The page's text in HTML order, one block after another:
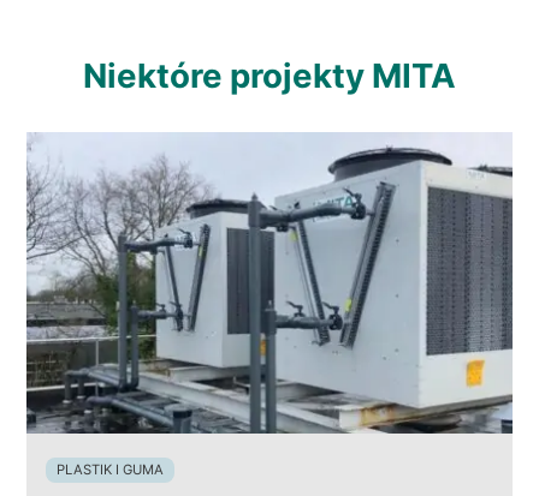
Niektóre projekty MITA
PLASTIK I GUMA